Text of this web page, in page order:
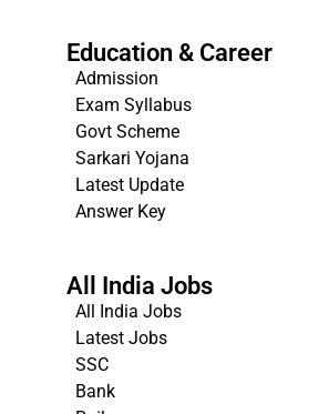
Education & Career
Admission
Exam Syllabus
Govt Scheme
Sarkari Yojana
Latest Update
Answer Key
All India Jobs
All India Jobs
Latest Jobs
SSC
Bank